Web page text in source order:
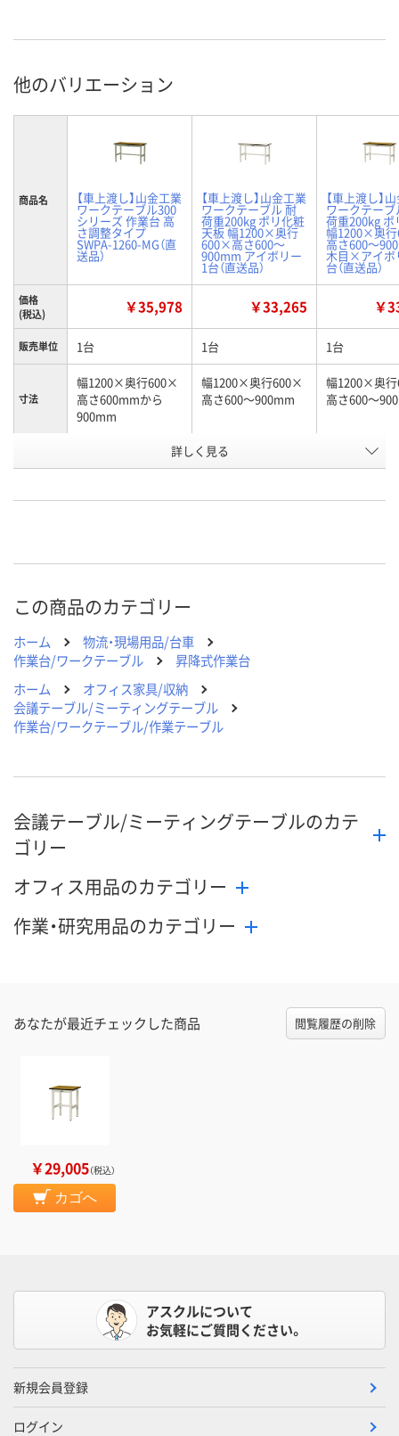
他のバリエーション
商品名 【車上渡し】山金工業
ワークテーブル300
シリーズ 作業台 高
さ調整タイプ
SWPA-1260-MG（直
送品）
【車上渡し】山金工業
ワークテーブル 耐
荷重200kg ポリ化粧
天板 幅1200×奥行
600×高さ600～
900mm アイボリー
1台（直送品）
【車上渡し】
ワークテーブ
荷重200kg ポ
幅1200×奥
高さ600～
木目×アイボ
台（直送品）
価格
(税込)
￥35,978 ￥33,265 ￥
販売単位 1台 1台 1台
寸法
幅1200×奥行600×
高さ600mmから
900mm
幅1200×奥行600×
高さ600～900mm
幅1200×奥
高さ600～
U322417 U322415
カゴへ
詳しく見る
この商品のカテゴリー
ホーム
物流・現場用品/台車
作業台/ワークテーブル
昇降式作業台
ホーム
オフィス家具/収納
会議テーブル/ミーティングテーブル
作業台/ワークテーブル/作業テーブル
会議テーブル/ミーティングテーブルのカテ
ゴリー
オフィス用品のカテゴリー
作業・研究用品のカテゴリー
あなたが最近チェックした商品 閲覧履歴の削除
￥29,005（税込）
カゴへ
アスクルについて
お気軽にご質問ください。
新規会員登録
ログイン